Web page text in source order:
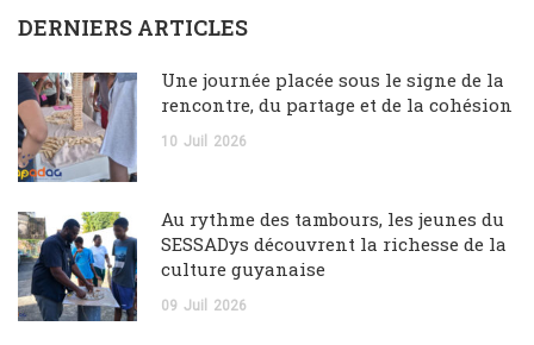
DERNIERS ARTICLES
Une journée placée sous le signe de la
rencontre, du partage et de la cohésion
10 Juil 2026
Au rythme des tambours, les jeunes du
SESSADys découvrent la richesse de la
culture guyanaise
09 Juil 2026